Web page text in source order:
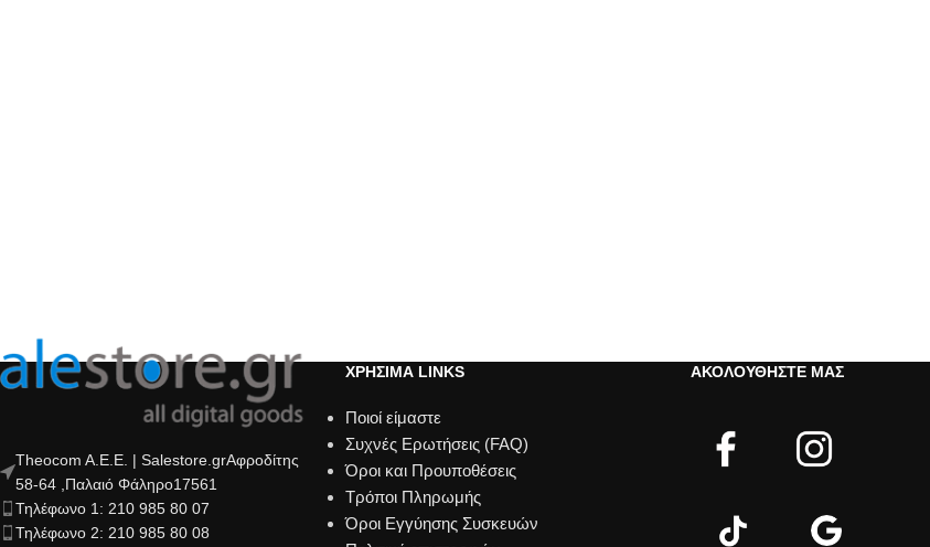
Theocom A.E.E. | Salestore.grΑφροδίτης
58-64 ,Παλαιό Φάληρο17561
Τηλέφωνο 1: 210 985 80 07
Τηλέφωνο 2: 210 985 80 08
ΧΡΗΣΙΜΑ LINKS
Ποιοί είμαστε
Συχνές Ερωτήσεις (FAQ)
Όροι και Προυποθέσεις
Τρόποι Πληρωμής
Όροι Εγγύησης Συσκευών
ΑΚΟΛΟΥΘΉΣΤΕ ΜΑΣ